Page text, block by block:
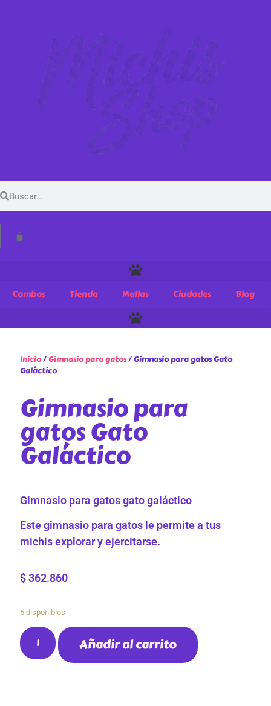
Combos Tienda Mallas Ciudades Blog
Inicio/Gimnasio para gatos/ Gimnasio para gatos Gato
Galáctico
Gimnasio para
gatos Gato
Galáctico
Gimnasio para gatos gato galáctico
Este gimnasio para gatos le permite a tus
michis explorar y ejercitarse.
$ 362.860
5 disponibles
Añadir al carrito